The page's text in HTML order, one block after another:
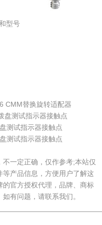
型号
CMM替换旋转适配器
盘测试指示器接触点
测试指示器接触点
测试指示器接触点
一定正确，仅作参考;本站仅
产品信息，方便用户了解这
官方授权代理，品牌、商标
有问题，请联系我们。